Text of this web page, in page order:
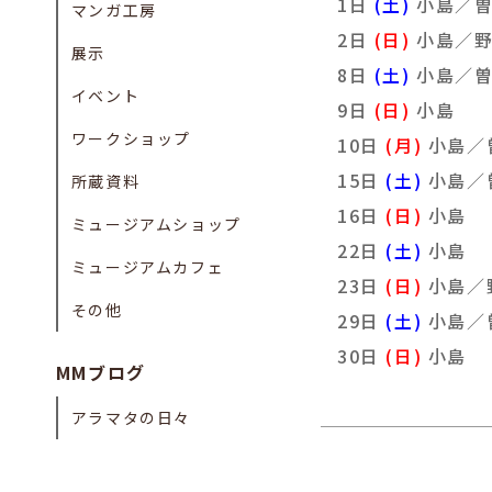
2日 (日) 小島／
8日 (土) 小島／
9日 (日) 小島
10日 (月) 小島／
15日 (土) 小島／
16日 (日) 小島
22日 (土) 小島
23日 (日) 小島／
29日 (土) 小島／
30日 (日) 小島
マンガ工房
展示
イベント
ワークショップ
所蔵資料
ミュージアムショップ
ミュージアムカフェ
その他
MMブログ
アラマタの日々